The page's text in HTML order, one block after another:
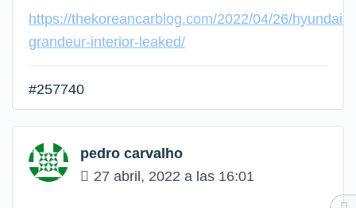
https://thekoreancarblog.com/2022/04/26/hyundai-
grandeur-interior-leaked/
#257740
pedro carvalho
27 abril, 2022 a las 16:01